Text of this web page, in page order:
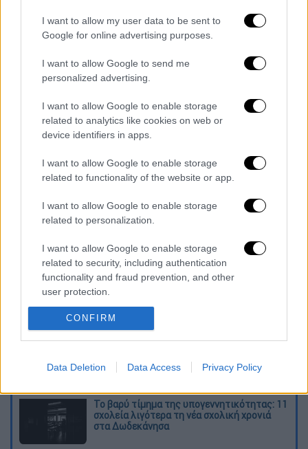
I want to allow my user data to be sent to
Google for online advertising purposes.
I want to allow Google to send me
personalized advertising.
I want to allow Google to enable storage
related to analytics like cookies on web or
device identifiers in apps.
I want to allow Google to enable storage
related to functionality of the website or app.
I want to allow Google to enable storage
related to personalization.
I want to allow Google to enable storage
related to security, including authentication
functionality and fraud prevention, and other
user protection.
CONFIRM
Data Deletion Data Access Privacy Policy
χρήματα να τα καρπώνονται οι ποινικά
ελεγχόμενοι.
Μάλιστα, σύμφωνα με την ποινική δίωξη το
ευρώ. Σημειώνεται ότι κανείς από τους
εμφανιζόμενους ως δικαιούχους δεν έλαβε
κάνενα χρηματικό ποσό, ενώ τα 17 πρόσωπα
εκλήθησαν και έδωσαν εξηγήσεις με την
ιδιότητα του υπόπτου τέλεσης αξιόποινης
πράξης. Η περαιτέρω διερεύνηση της
υπόθεσης θα ανατεθεί σε ανακριτή κατά της
Διαβάστε ακόμη
Η «ακτινογραφία» της καταστροφής από
εκτάσεις που κάηκαν και η επόμενη μέρα
του δάσους
που έκρυβε ο γιος του στον καταψύκτη -
«Τον αγαπούσε παθολογικά»
Το βαρύ τίμημα της υπογεννητικότητας: 11
σχολεία λιγότερα τη νέα σχολική χρονιά
στα Δωδεκάνησα